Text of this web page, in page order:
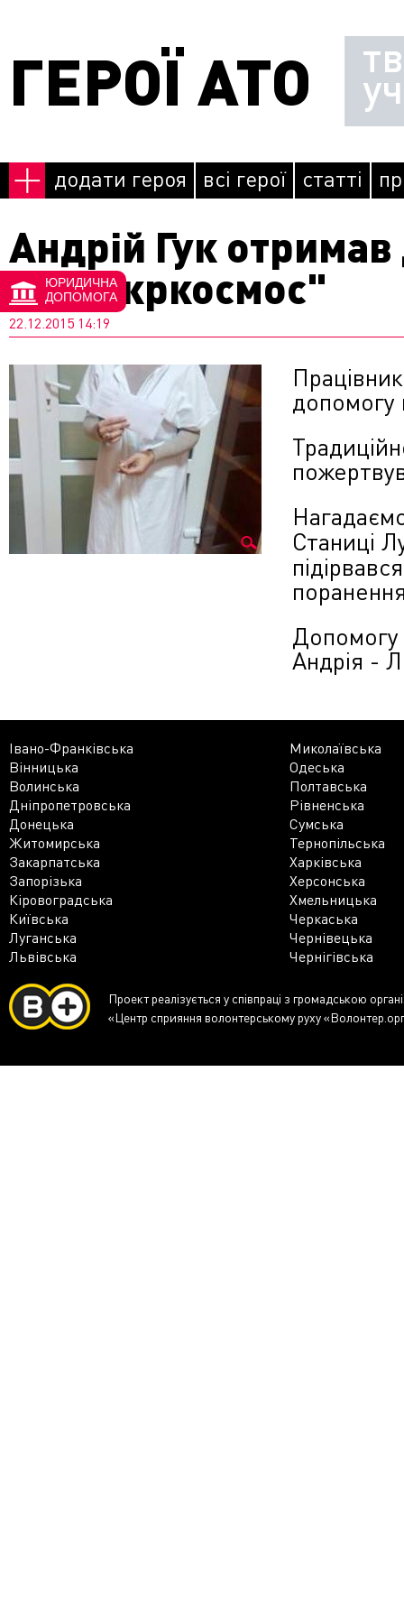
ГЕРОЇ АТО
додати героя всі герої статті
Андрій Гук
ДП "Укркосмос"
22.12.2015 14:19
допомогу
Станиці
Андрія -
Івано-Франківська
Миколаївська
Вінницька
Одеська
Волинська
Полтавська
Дніпропетровська
Рівненська
Донецька
Сумська
Житомирська
Тернопільська
Закарпатська
Харківська
Запорізька
Херсонська
Кіровоградська
Хмельницька
Київська
Черкаська
Луганська
Чернівецька
Львівська
Чернігівська
Проект реалізується у співпраці з громадською
«Центр сприяння волонтерському руху
ЮРИДИЧНА
ДОПОМОГА